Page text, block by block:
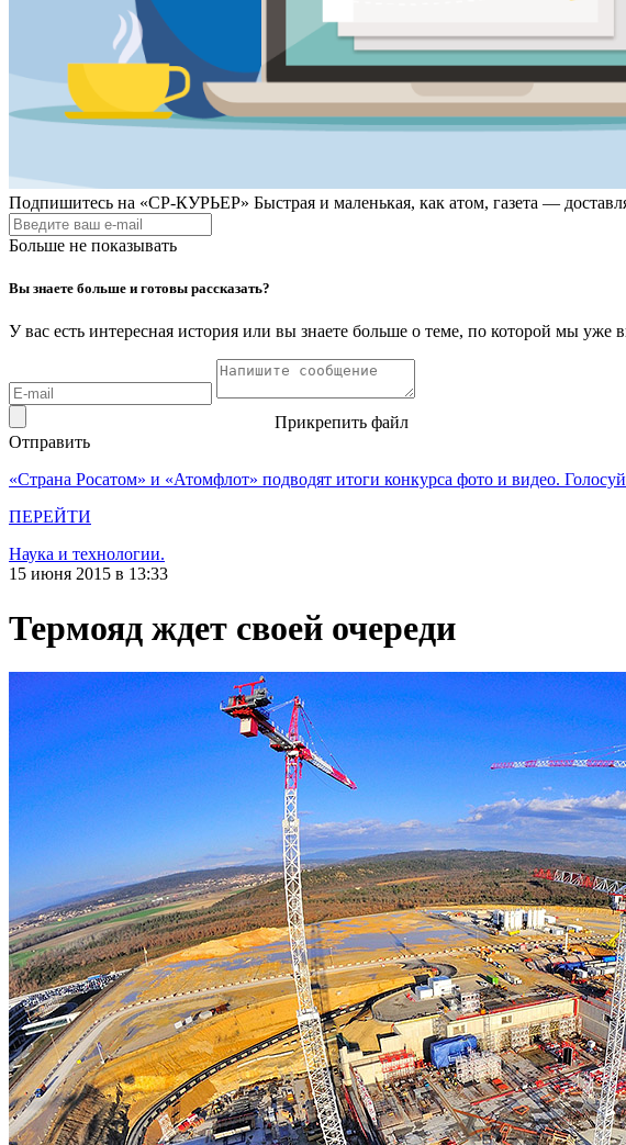
Подпишитесь на «СР-КУРЬЕР» Быстрая и маленькая, как атом, газета —
Больше не показывать
Вы знаете больше и готовы рассказать?
У вас есть интересная история или вы знаете больше о теме, по которой мы
Прикрепить файл
Отправить
«Страна Росатом» и «Атомфлот» подводят итоги конкурса фото и видео.
ПЕРЕЙТИ
Наука и технологии.
15 июня 2015 в 13:33
Термояд ждет своей очереди